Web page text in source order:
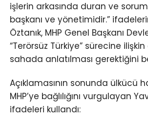
işlerin arkasında duran ve
başkanı ve yönetimidir.”
Öztanık, MHP Genel Başkanı
“Terörsüz Türkiye” sürecine ilişkin
sahada anlatılması gerektiğini
Açıklamasının sonunda ülkücü
MHP’ye bağlılığını vurgulayan
ifadeleri kullandı: